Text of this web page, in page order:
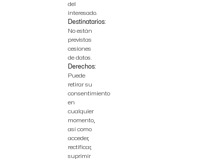
del
interesado.
Destinatarios:
No están
previstas
cesiones
de datos.
Derechos:
Puede
retirar su
consentimiento
en
cualquier
momento,
así como
acceder,
rectificar,
suprimir